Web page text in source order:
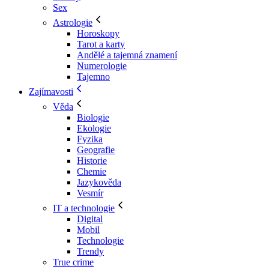
Sex
Astrologie
Horoskopy
Tarot a karty
Andělé a tajemná znamení
Numerologie
Tajemno
Zajímavosti
Věda
Biologie
Ekologie
Fyzika
Geografie
Historie
Chemie
Jazykověda
Vesmír
IT a technologie
Digital
Mobil
Technologie
Trendy
True crime